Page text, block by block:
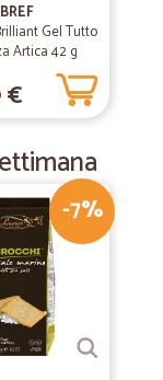
BREF
Gel Tutto
Artica 42 g
€
-7%